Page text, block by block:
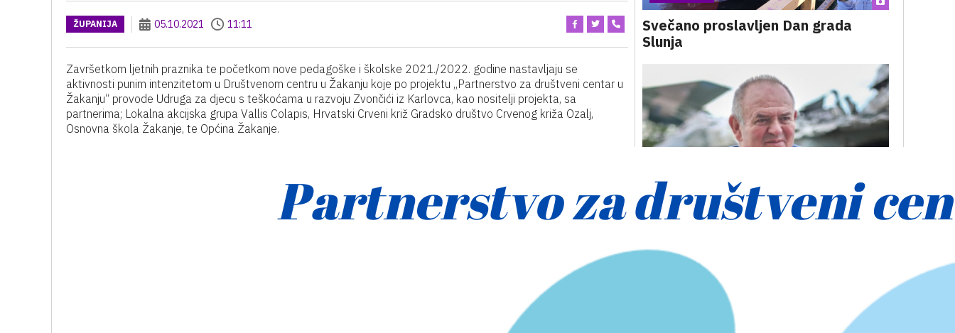
ŽUPANIJA 05.10.2021 11:11
Završetkom ljetnih praznika te početkom nove pedagoške i školske 2021./2022. godine nastavljaju se
aktivnosti punim intenzitetom u Društvenom centru u Žakanju koje po projektu „Partnerstvo za društveni centar u
Žakanju“ provode Udruga za djecu s teškoćama u razvoju Zvončići iz Karlovca, kao nositelji projekta, sa
partnerima; Lokalna akcijska grupa Vallis Colapis, Hrvatski Crveni križ Gradsko društvo Crvenog križa Ozalj,
Osnovna škola Žakanje, te Općina Žakanje.
Svečano proslavljen Dan grada
Slunja
110. BRIGADA U OPERACIJI „OLUJA“ - KLJUČ...
Razgovor s Ivanom Kolencom o
povijesnim danima oslobađanja
karlovačkog kraja